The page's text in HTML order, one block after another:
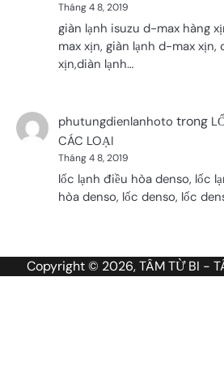
Tháng 4 8, 2019
giàn lạnh isuzu d-max hàng
max xịn, giàn lạnh d-max xịn,
xịn,diàn lạnh…
phutungdienlanhoto trong
CÁC LOẠI
Tháng 4 8, 2019
lốc lạnh điều hòa denso, lốc
hòa denso, lốc denso, lốc
Copyright © 2026, TÂM TỪ BI -